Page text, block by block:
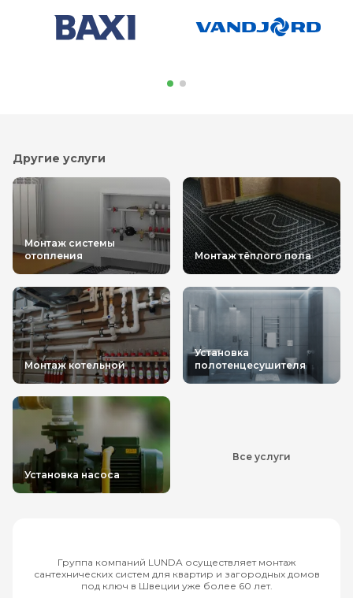
Другие услуги
Монтаж системы
отопления
Монтаж тёплого пола
Монтаж котельной
Установка
полотенцесушителя
Установка насоса
Все услуги
Группа компаний LUNDA осуществляет монтаж
сантехнических систем для квартир и загородных домов
под ключ в Швеции уже более 60 лет.